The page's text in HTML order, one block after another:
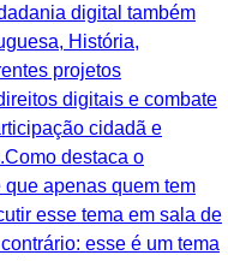
digital também
História,
projetos
digitais e combate
cidadã e
destaca o
apenas quem tem
esse tema em sala de
esse é um tema